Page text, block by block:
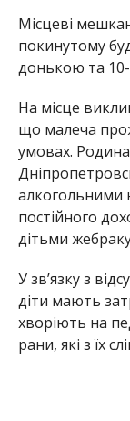
Місцеві
покинутому
донькою та
На місце
що малеча
умовах. Родина
алкогольними
постійного
дітьми
У зв’язку з
діти мають
хворіють на
рани, які з їх